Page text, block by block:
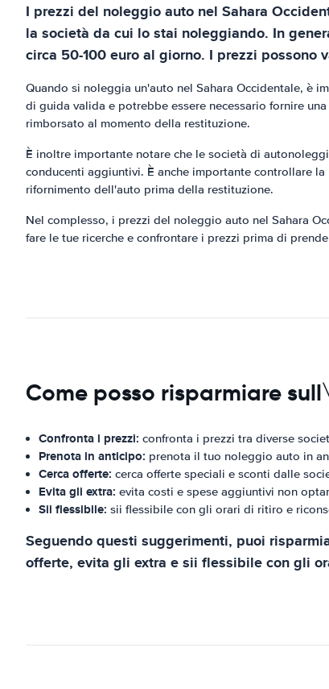
I prezzi del noleggio auto nel Sahara
la società da cui lo stai noleggiando. In
circa 50-100 euro al giorno. I prezzi possono
Quando si noleggia un'auto nel Sahara Occidentale, è
di guida valida e potrebbe essere necessario fornire
rimborsato al momento della restituzione.
È inoltre importante notare che le società di
conducenti aggiuntivi. È anche importante controllare
rifornimento dell'auto prima della restituzione.
Nel complesso, i prezzi del noleggio auto nel Sahara
fare le tue ricerche e confrontare i prezzi prima di
Come posso risparmiare
Confronta i prezzi: confronta i prezzi tra diverse
Prenota in anticipo: prenota il tuo noleggio auto in
Cerca offerte: cerca offerte speciali e sconti dalle
Evita gli extra: evita costi e spese aggiuntivi non
Sii flessibile: sii flessibile con gli orari di ritiro e
Seguendo questi suggerimenti, puoi
offerte, evita gli extra e sii flessibile con gli